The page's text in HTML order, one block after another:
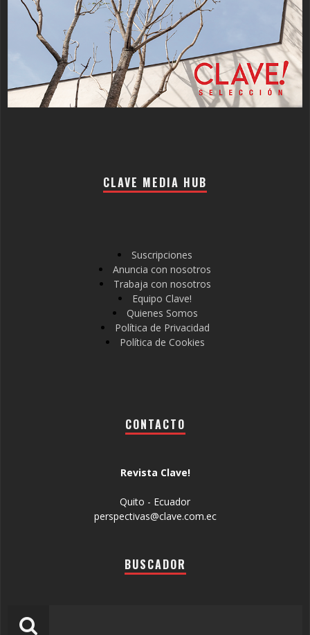
CLAVE MEDIA HUB
Suscripciones
Anuncia con nosotros
Trabaja con nosotros
Equipo Clave!
Quienes Somos
Política de Privacidad
Política de Cookies
CONTACTO
Revista Clave!
Quito - Ecuador
perspectivas@clave.com.ec
BUSCADOR